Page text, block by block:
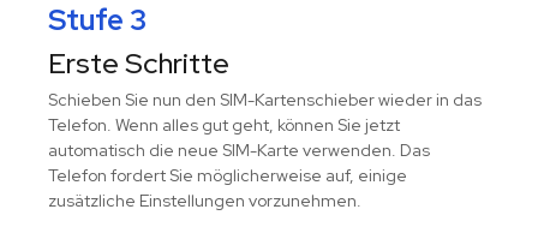
Stufe 3
Erste Schritte
Schieben Sie nun den SIM-Kartenschieber wieder in das
Telefon. Wenn alles gut geht, können Sie jetzt
automatisch die neue SIM-Karte verwenden. Das
Telefon fordert Sie möglicherweise auf, einige
zusätzliche Einstellungen vorzunehmen.